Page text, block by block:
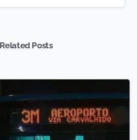
Related Posts